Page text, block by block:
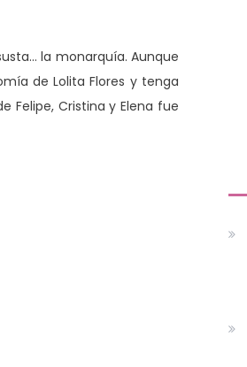
la monarquía. Aunque
de Lolita Flores y tenga
Felipe, Cristina y Elena fue